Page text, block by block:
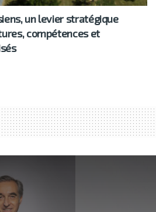
un levier stratégique
compétences et